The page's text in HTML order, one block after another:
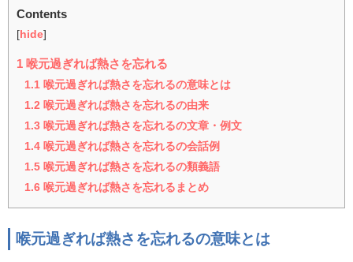
Contents
[ hide]
1 喉元過ぎれば熱さを忘れる
1.1 喉元過ぎれば熱さを忘れるの意味とは
1.2 喉元過ぎれば熱さを忘れるの由来
1.3 喉元過ぎれば熱さを忘れるの文章・例文
1.4 喉元過ぎれば熱さを忘れるの会話例
1.5 喉元過ぎれば熱さを忘れるの類義語
1.6 喉元過ぎれば熱さを忘れるまとめ
喉元過ぎれば熱さを忘れるの意味とは